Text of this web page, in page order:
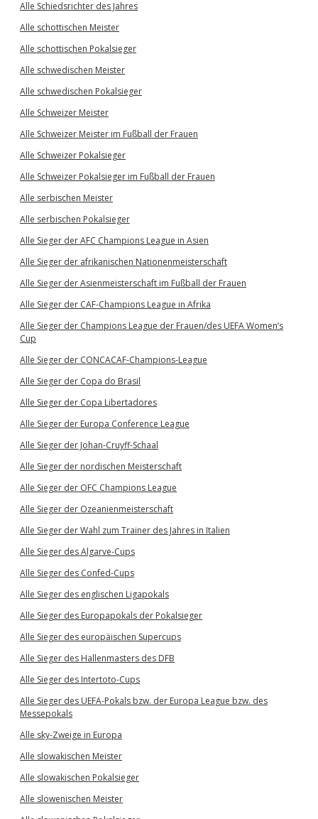
Alle Schiedsrichter des Jahres
Alle schottischen Meister
Alle schottischen Pokalsieger
Alle schwedischen Meister
Alle schwedischen Pokalsieger
Alle Schweizer Meister
Alle Schweizer Meister im Fußball der Frauen
Alle Schweizer Pokalsieger
Alle Schweizer Pokalsieger im Fußball der Frauen
Alle serbischen Meister
Alle serbischen Pokalsieger
Alle Sieger der AFC Champions League in Asien
Alle Sieger der afrikanischen Nationenmeisterschaft
Alle Sieger der Asienmeisterschaft im Fußball der Frauen
Alle Sieger der CAF-Champions League in Afrika
Alle Sieger der Champions League der Frauen/des UEFA Women’s
Cup
Alle Sieger der CONCACAF-Champions-League
Alle Sieger der Copa do Brasil
Alle Sieger der Copa Libertadores
Alle Sieger der Europa Conference League
Alle Sieger der Johan-Cruyff-Schaal
Alle Sieger der nordischen Meisterschaft
Alle Sieger der OFC Champions League
Alle Sieger der Ozeanienmeisterschaft
Alle Sieger der Wahl zum Trainer des Jahres in Italien
Alle Sieger des Algarve-Cups
Alle Sieger des Confed-Cups
Alle Sieger des englischen Ligapokals
Alle Sieger des Europapokals der Pokalsieger
Alle Sieger des europäischen Supercups
Alle Sieger des Hallenmasters des DFB
Alle Sieger des Intertoto-Cups
Alle Sieger des UEFA-Pokals bzw. der Europa League bzw. des
Messepokals
Alle sky-Zweige in Europa
Alle slowakischen Meister
Alle slowakischen Pokalsieger
Alle slowenischen Meister